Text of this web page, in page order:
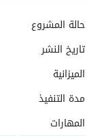
حالة المشروع
تاريخ النشر
الميزانية
مدة التنفيذ
المهارات